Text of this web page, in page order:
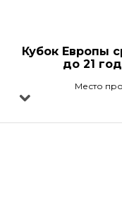
Кубок Европы
до 21
Место